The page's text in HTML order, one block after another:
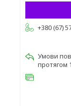
+380 (67)
протягом